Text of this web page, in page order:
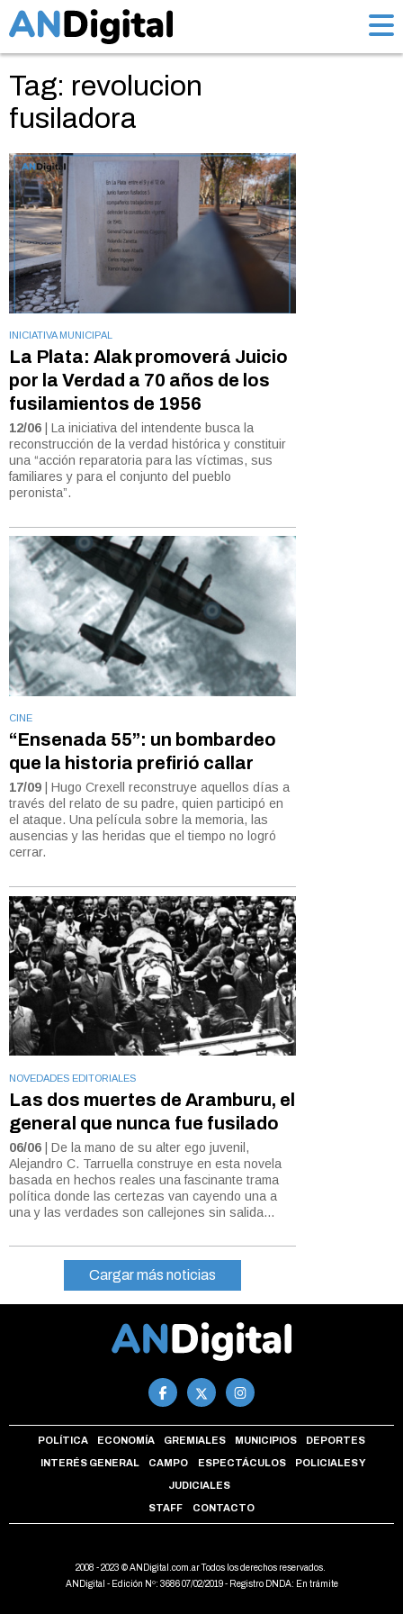
Tag: revolucion
fusiladora
INICIATIVA MUNICIPAL
La Plata: Alak promoverá Juicio
por la Verdad a 70 años de los
fusilamientos de 1956
12/06 | La iniciativa del intendente busca la
reconstrucción de la verdad histórica y constituir
una “acción reparatoria para las víctimas, sus
familiares y para el conjunto del pueblo
peronista”.
CINE
“Ensenada 55”: un bombardeo
que la historia prefirió callar
17/09 | Hugo Crexell reconstruye aquellos días a
través del relato de su padre, quien participó en
el ataque. Una película sobre la memoria, las
ausencias y las heridas que el tiempo no logró
cerrar.
NOVEDADES EDITORIALES
Las dos muertes de Aramburu, el
general que nunca fue fusilado
06/06 | De la mano de su alter ego juvenil,
Alejandro C. Tarruella construye en esta novela
basada en hechos reales una fascinante trama
política donde las certezas van cayendo una a
una y las verdades son callejones sin salida...
Cargar más noticias
POLÍTICA ECONOMÍA GREMIALES MUNICIPIOS DEPORTES
INTERÉS GENERAL CAMPO ESPECTÁCULOS POLICIALES Y
JUDICIALES
STAFF CONTACTO
2008 - 2023 © ANDigital.com.ar Todos los derechos reservados.
ANDigital - Edición Nº: 3686 07/02/2019 - Registro DNDA: En trámite